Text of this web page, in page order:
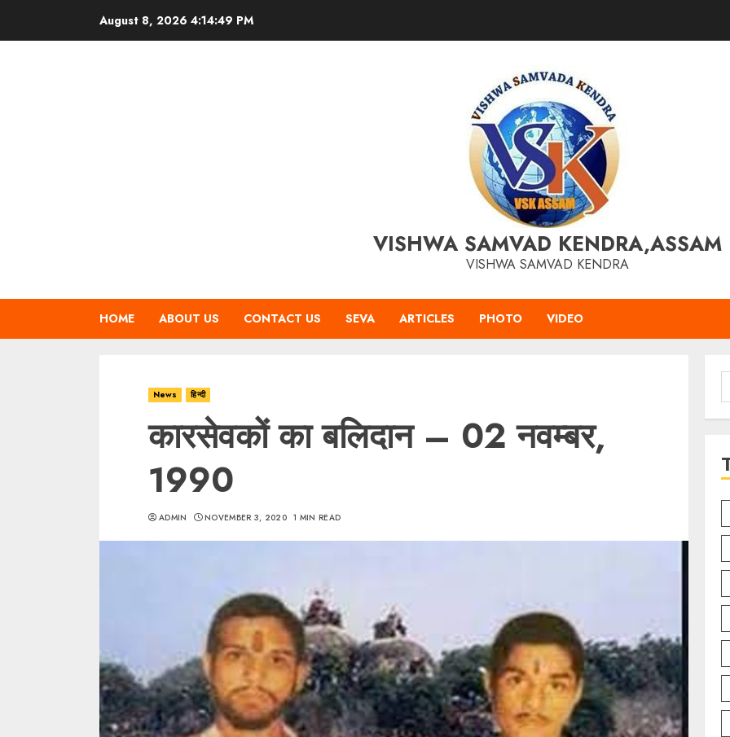
August 8, 2026 4:14:50 PM
VISHWA SAMVAD KENDRA,ASSAM
VISHWA SAMVAD KENDRA
HOME ABOUT US CONTACT US SEVA ARTICLES PHOTO VIDEO
News हिन्दी
कारसेवकों का बलिदान – 02 नवम्बर,
1990
ADMIN NOVEMBER 3, 2020 1 MIN READ